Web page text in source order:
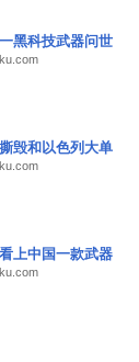
黑科技武器问世
毁和以色列大单
上中国一款武器